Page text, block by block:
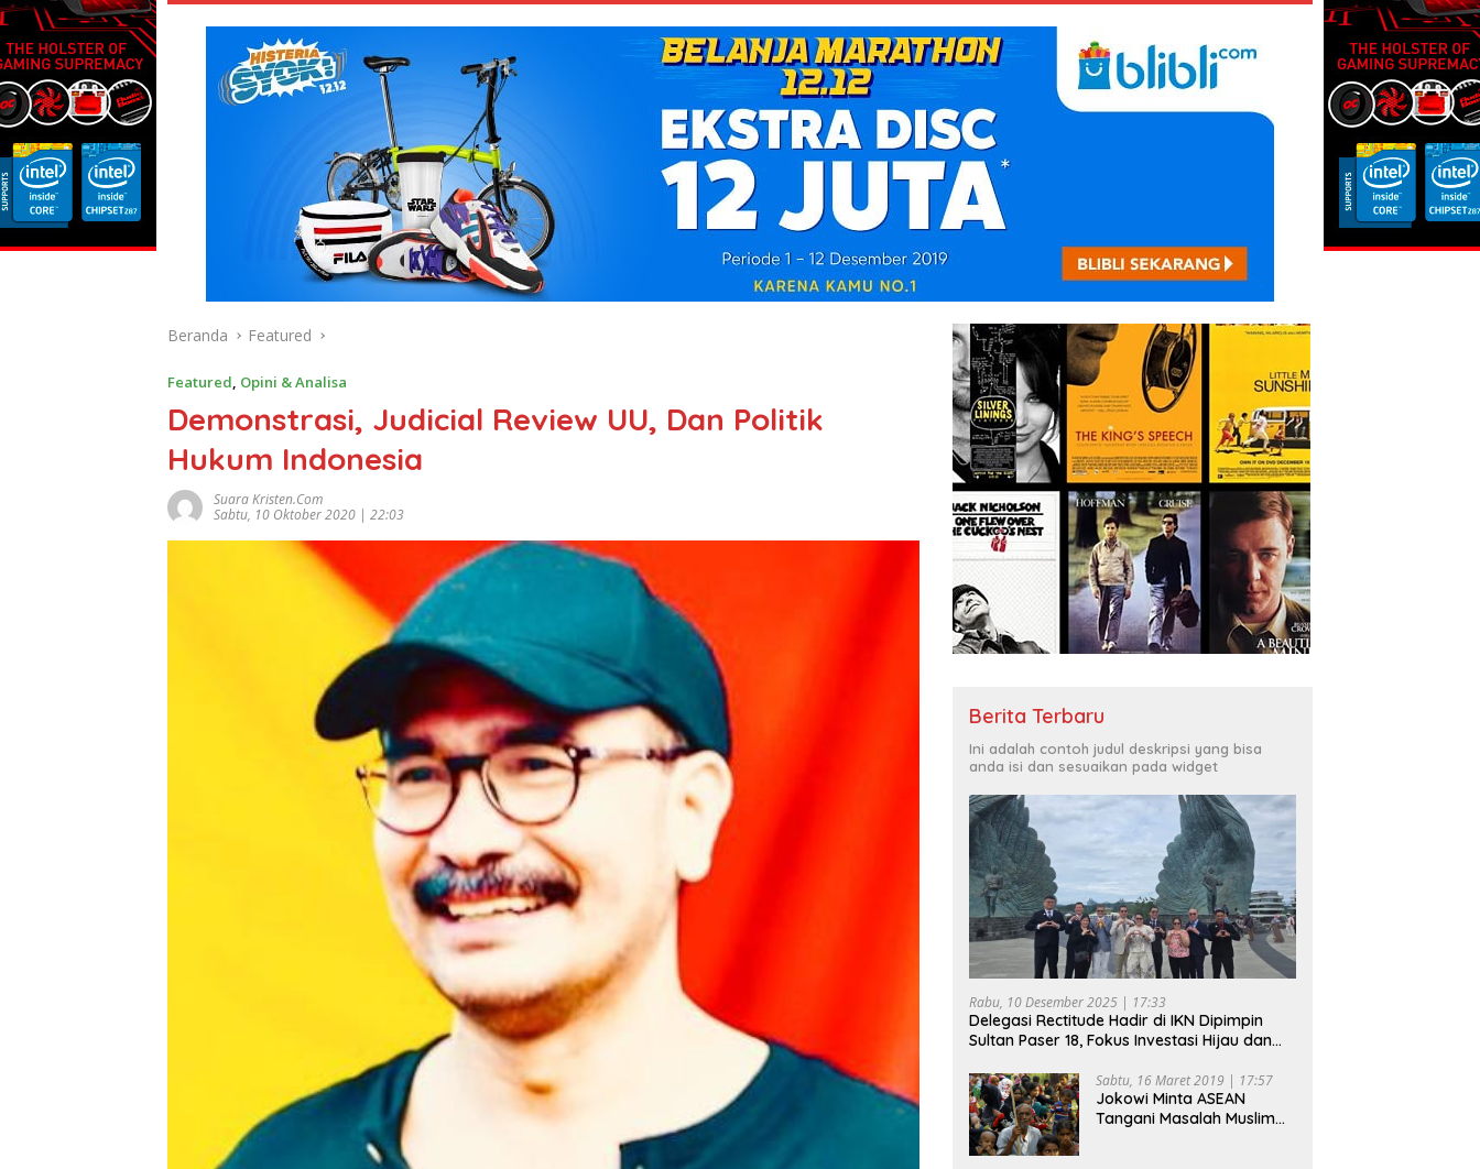
Beranda Featured
Featured, Opini & Analisa
Demonstrasi, Judicial Review UU, Dan Politik
Hukum Indonesia
Suara Kristen.com
Sabtu, 10 Oktober 2020 | 22:03
Berita Terbaru
Ini adalah contoh judul deskripsi yang bisa
anda isi dan sesuaikan pada widget
Rabu, 10 Desember 2025 | 17:33
Delegasi Rectitude Hadir di IKN Dipimpin
Sultan Paser 18, Fokus Investasi Hijau dan
Sabtu, 16 Maret 2019 | 17:57
Jokowi Minta ASEAN
Tangani Masalah Muslim